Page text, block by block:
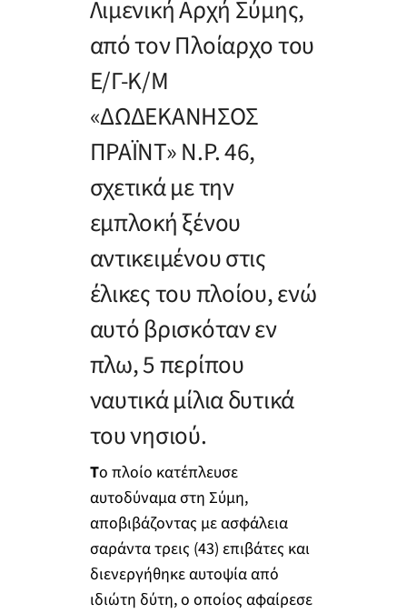
Λιμενική Αρχή Σύμης,
από τον Πλοίαρχο του
Ε/Γ-Κ/Μ
«ΔΩΔΕΚΑΝΗΣΟΣ
ΠΡΑΪΝΤ» Ν.Ρ. 46,
σχετικά με την
εμπλοκή ξένου
αντικειμένου στις
έλικες του πλοίου, ενώ
αυτό βρισκόταν εν
πλω, 5 περίπου
ναυτικά μίλια δυτικά
του νησιού.
Το πλοίο κατέπλευσε
αυτοδύναμα στη Σύμη,
αποβιβάζοντας με ασφάλεια
σαράντα τρεις (43) επιβάτες και
διενεργήθηκε αυτοψία από
ιδιώτη δύτη, ο οποίος αφαίρεσε